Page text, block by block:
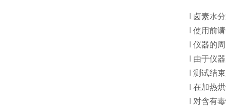
l 卤素水
l 使用前
l 仪器的
l 由于仪
l 测试结
l 在加热
l 对含有